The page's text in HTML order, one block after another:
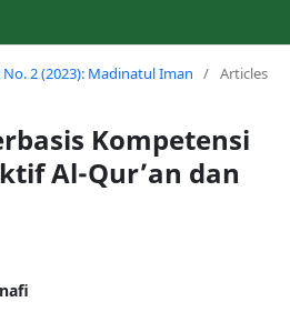
No. 2 (2023): Madinatul Iman / Articles
Kompetensi
Al-Qur’an dan